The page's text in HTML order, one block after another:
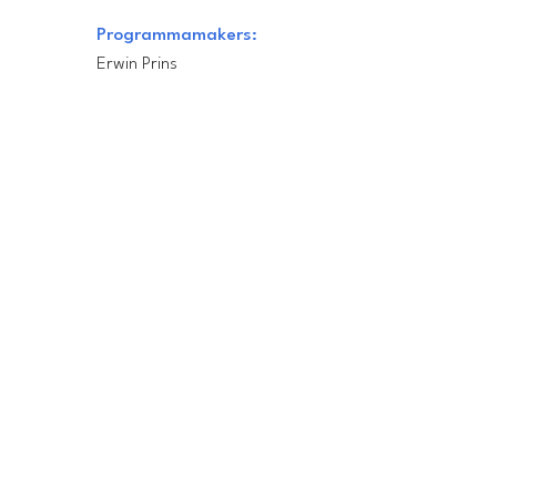
Programmamakers:
Erwin Prins